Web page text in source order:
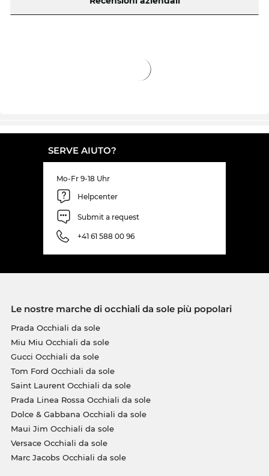
SERVE AIUTO?
Mo-Fr 9-18 Uhr
Helpcenter
Submit a request
+41 61 588 00 96
Le nostre marche di occhiali da sole più popolari
Prada Occhiali da sole
Miu Miu Occhiali da sole
Gucci Occhiali da sole
Tom Ford Occhiali da sole
Saint Laurent Occhiali da sole
Prada Linea Rossa Occhiali da sole
Dolce & Gabbana Occhiali da sole
Maui Jim Occhiali da sole
Versace Occhiali da sole
Marc Jacobs Occhiali da sole